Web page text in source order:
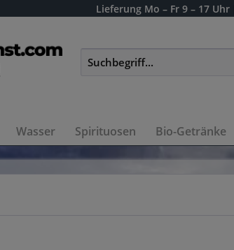
Lieferung Mo – Fr 9 – 17 Uhr
Wasser Spirituosen Bio-Getränke